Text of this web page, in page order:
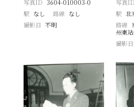
写真ID 3604-010003-0
駅 なし 路線 なし
撮影日
不明
写真ID
駅 北
路線
州東
撮影日